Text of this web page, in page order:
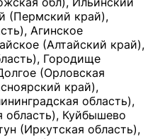
(Пермский край),
Агинское
(Алтайский край),
Городище
(Орловская
край),
область),
область), Куйбышево
(Иркутская область),